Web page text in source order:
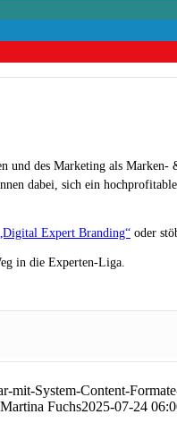
und des Marketing als
dabei, sich ein
Expert Branding“ oder
in die Experten-Liga.
mit-System-Content-
Martina Fuchs2025-07-24